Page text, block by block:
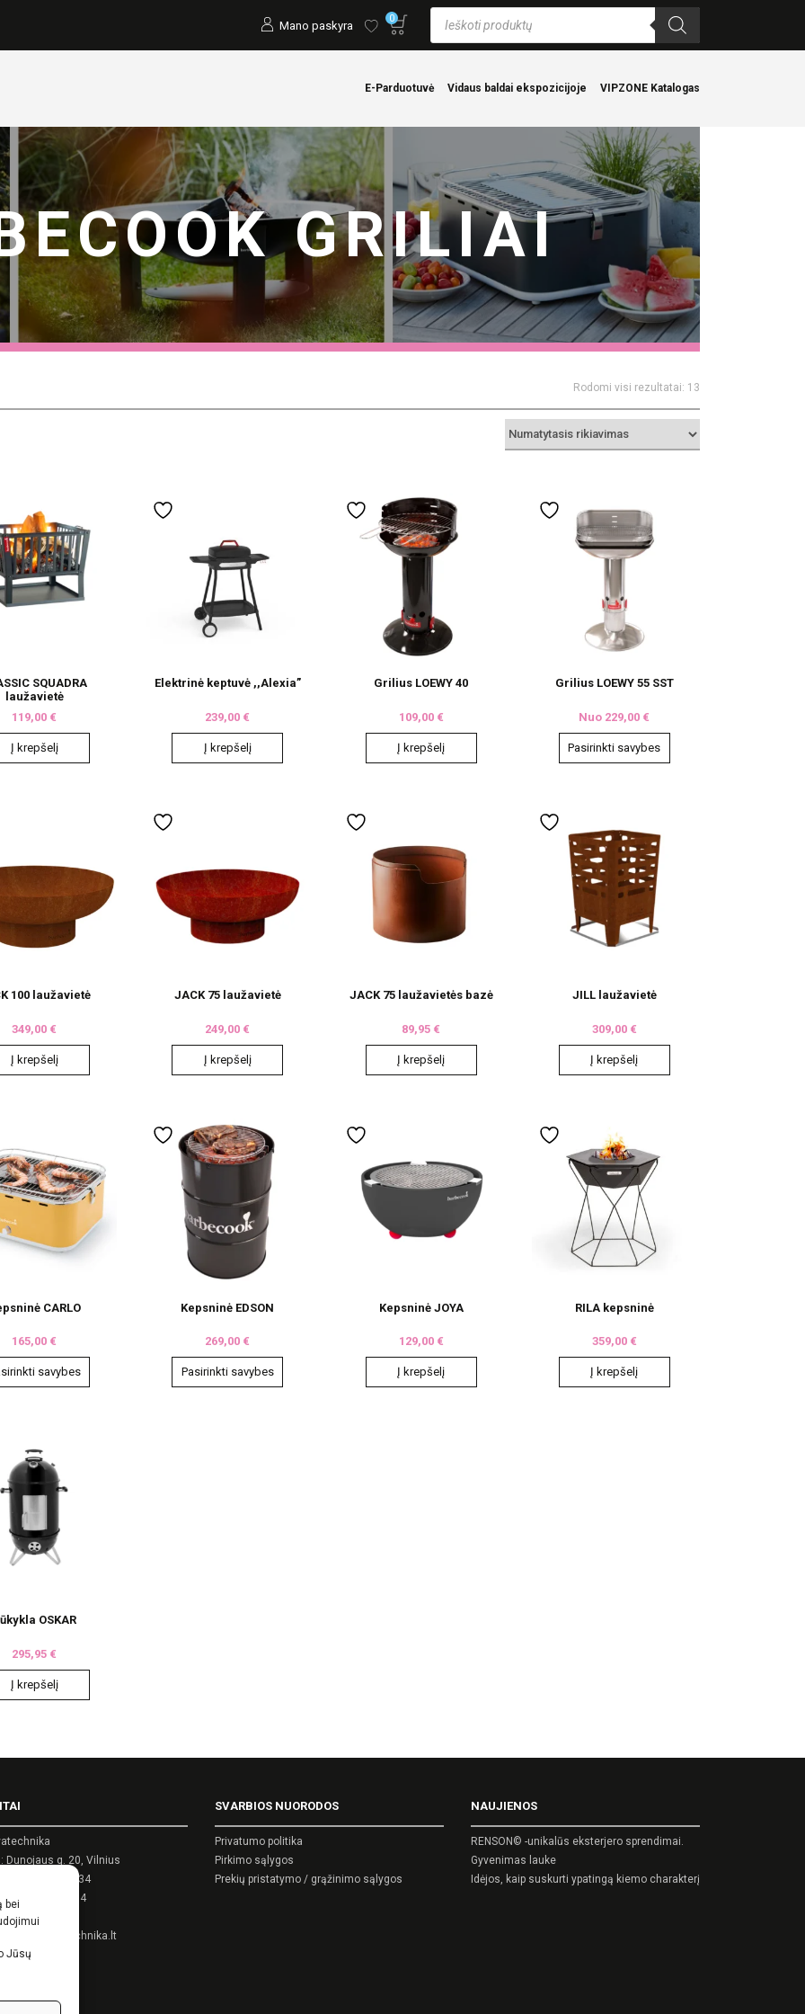
bei
Jūsų
Mano paskyra 0
Products
search
E-Parduotuvė Vidaus baldai ekspozicijoje VIPZONE Katalogas
GRILIAI
Rodomi visi rezultatai: 13
SQUADRA
laužavietė
119,00 €
Į krepšelį
Elektrinė keptuvė ,,Alexia”
239,00 €
Į krepšelį
Grilius LOEWY 40
109,00 €
Į krepšelį
Grilius LOEWY 55 SST
Nuo 229,00 €
Pasirinkti savybes
has
multiple
variants.
options
100 laužavietė
349,00 €
Į krepšelį
JACK 75 laužavietė
249,00 €
Į krepšelį
JACK 75 laužavietės bazė
89,95 €
Į krepšelį
JILL laužavietė
309,00 €
Į krepšelį
CARLO
165,00 €
savybes
Kepsninė EDSON
269,00 €
Pasirinkti savybes
Kepsninė JOYA
129,00 €
Į krepšelį
RILA kepsninė
359,00 €
Į krepšelį
OSKAR
295,95 €
Į krepšelį
Dunojaus g. 20, Vilnius
kodas: 124389034
LT243890314
0 5 270 9695
info@akvatechnika.lt
SVARBIOS NUORODOS
Privatumo politika
Pirkimo sąlygos
Prekių pristatymo / grąžinimo sąlygos
NAUJIENOS
RENSON© -unikalūs eksterjero sprendimai.
Gyvenimas lauke
Idėjos, kaip suskurti ypatingą kiemo charakterį